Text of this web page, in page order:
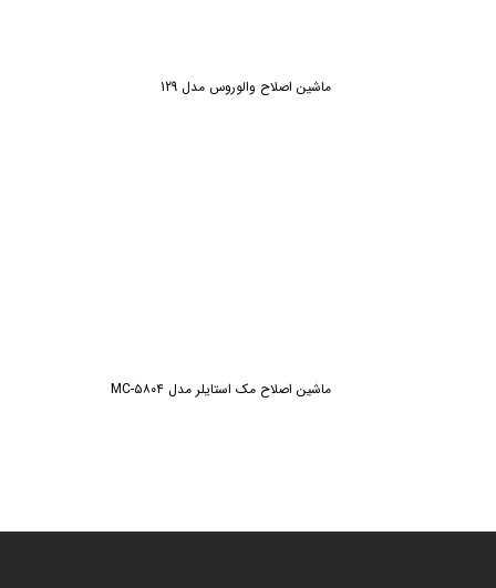
ماشین اصلاح والوروس مدل 129
ماشین اصلاح مک استایلر مدل MC-۵۸۰۴